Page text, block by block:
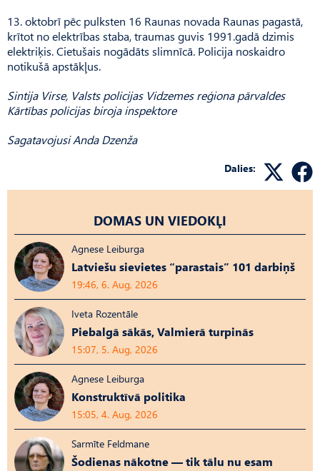
13. oktobrī pēc pulksten 16 Raunas novada Raunas pagastā,
krītot no elektrības staba, traumas guvis 1991.gadā dzimis
elektriķis. Cietušais nogādāts slimnīcā. Policija noskaidro
notikušā apstākļus.
Sintija Virse, Valsts policijas Vidzemes reģiona pārvaldes
Kārtības policijas biroja inspektore
Sagatavojusi Anda Dzenža
Dalies:
DOMAS UN VIEDOKĻI
Agnese Leiburga
Latviešu sievietes “parastais” 101 darbiņš
19:46, 6. Aug, 2026
Iveta Rozentāle
Piebalgā sākās, Valmierā turpinās
15:07, 5. Aug, 2026
Agnese Leiburga
Konstruktīvā politika
15:05, 4. Aug, 2026
Sarmīte Feldmane
Šodienas nākotne — tik tālu nu esam